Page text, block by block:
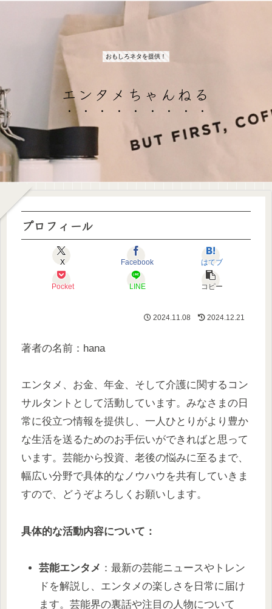
おもしろネタを提供！
エンタメちゃんねる
プロフィール
X Facebook はてブ
Pocket LINE コピー
2024.11.08 2024.12.21
著者の名前：hana
エンタメ、お金、年金、そして介護に関するコン
サルタントとして活動しています。みなさまの日
常に役立つ情報を提供し、一人ひとりがより豊か
な生活を送るためのお手伝いができればと思って
います。芸能から投資、老後の悩みに至るまで、
幅広い分野で具体的なノウハウを共有していきま
すので、どうぞよろしくお願いします。
具体的な活動内容について：
芸能エンタメ ：最新の芸能ニュースやトレン
ドを解説し、エンタメの楽しさを日常に届け
ます。芸能界の裏話や注目の人物について